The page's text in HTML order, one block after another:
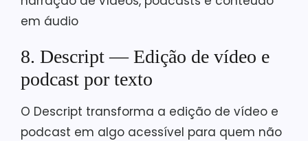
em áudio
8. Descript — Edição de vídeo e
podcast por texto
O Descript transforma a edição de vídeo e
podcast em algo acessível para quem não